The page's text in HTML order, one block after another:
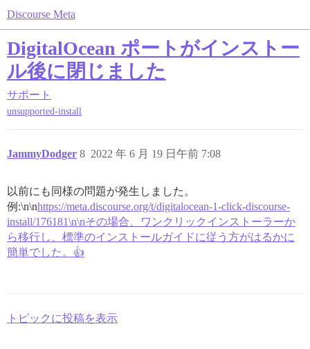
Discourse Meta
DigitalOcean ポートがインストー
ル後に閉じました
サポート
unsupported-install
JammyDodger 2022 年 6 月 19 日午前 7:08
8
以前にも同様の問題が発生しました。
例:\n\nhttps://meta.discourse.org/t/digitalocean-1-click-discourse-
install/176181\n\nその場合、ワンクリックインストーラーか
ら移行し、標準のインストールガイドに従う方がはるかに
簡単でした。👍
トピックに投稿を表示